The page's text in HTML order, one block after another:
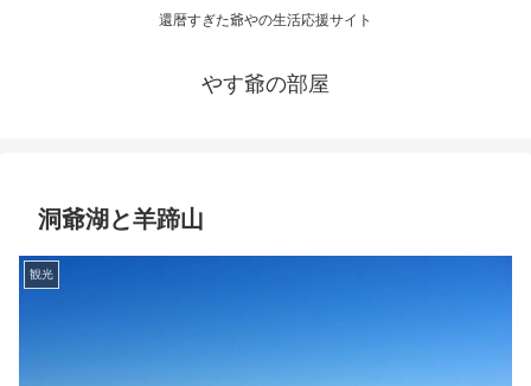
還暦すぎた爺やの生活応援サイト
やす爺の部屋
洞爺湖と羊蹄山
観光